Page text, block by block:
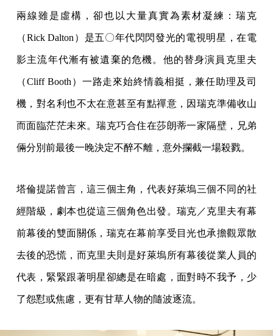
兩線雖是虛構，卻也以大量真實為素材凝練：瑞克
（Rick Dalton）是五〇年代閃閃發光的電視明星，在電
影主流年代漸有被遺棄的危機。他的替身演員克里夫
（Cliff Booth）一路走來始終情義相挺，兼任助理及司
機，對名利也不太在意甚至有點禪意，因瑞克準備收山
而面臨茫茫未來。瑞克巧合住在莎朗蒂一家隔壁，兄弟
倆分別前最後一晚決定不醉不離，意外攔截一場殺戮。
塔倫提諾曾言，這三個主角，代表好萊塢三個不同的社
經階級，劇本也從這三個角色出發。瑞克／克里夫有幕
前幕後的雙面關係，瑞克在幕前享受目光也承擔觀眾散
去後的恐慌，而克里夫則是好萊塢所有幕後從業人員的
代表，緊緊跟著明星卻總是在暗處，面對時不我予，少
了怨懟或焦慮，更有甘草人物的隨波逐流。